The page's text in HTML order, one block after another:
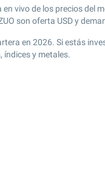
vivo de los precios del
son oferta USD y
en 2026. Si estás
índices y metales.